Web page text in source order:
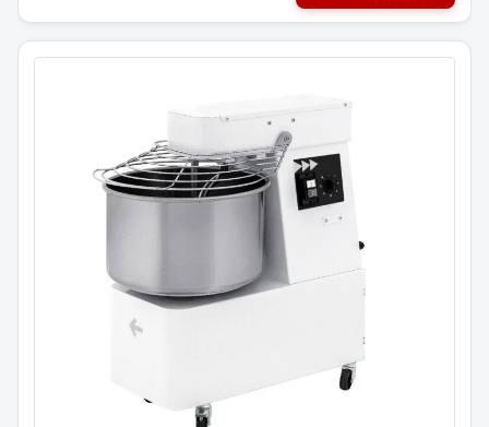
Eltemaskin 48 liter / IBT50